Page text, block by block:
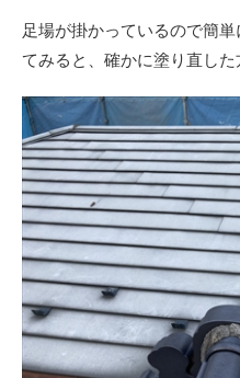
足場が掛かっているので簡
てみると、確かに塗り直した